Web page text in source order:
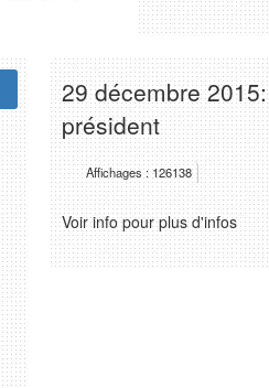
29 décembre
président
Affichages : 126138
Voir info pour plus d'infos